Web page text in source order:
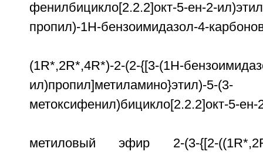
фенилбицикло[2.2.2]окт-5-ен-2-
пропил)-1Н-бензоимидазол-4-
(1R*,2R*,4R*)-2-(2-{[3-(1Н-
ил)пропил]метиламино}этил)-5-(3-
метоксифенил)бицикло[2.2.2]окт-5-ен-
метиловый эфир 2-(3-{[2-